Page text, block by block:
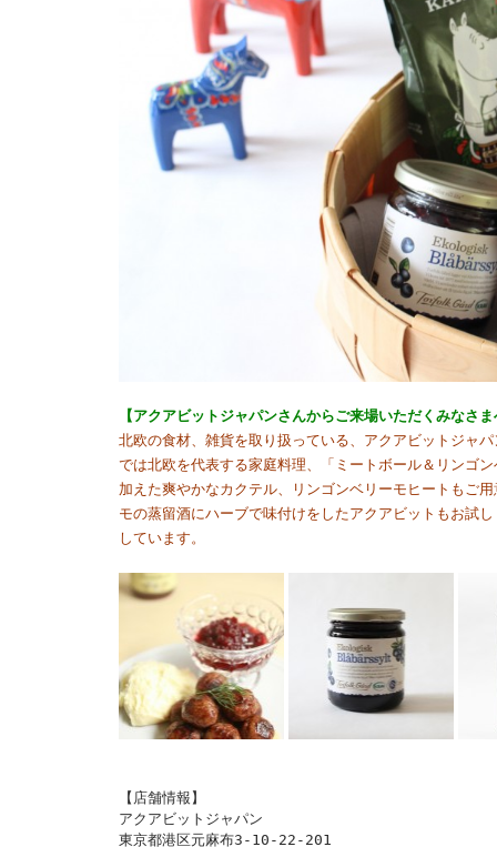
【アクアビットジャパンさんからご来場いただくみなさ
北欧の食材、雑貨を取り扱っている、アクアビットジャ
では北欧を代表する家庭料理、「ミートボール＆リンゴ
加えた爽やかなカクテル、リンゴンベリーモヒートもご
モの蒸留酒にハーブで味付けをしたアクアビットもお試
しています。
【店舗情報】
アクアビットジャパン
東京都港区元麻布3-10-22-201